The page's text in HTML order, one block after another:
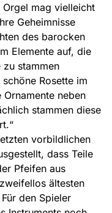
Orgel mag vielleicht
Geheimnisse
des barocken
Elemente auf, die
zu stammen
Rosette im
neben
stammen diese
vorbildlichen
dass Teile
Pfeifen aus
ältesten
den Spieler